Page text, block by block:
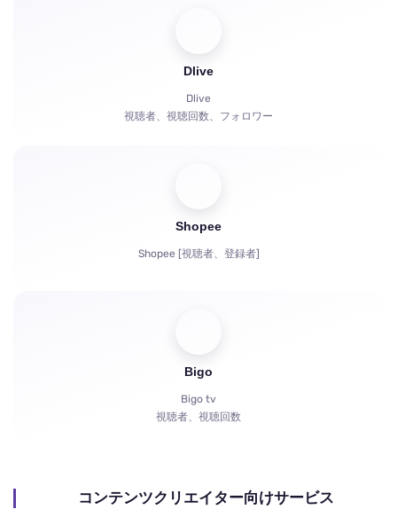
チャットボット
Dlive
Dlive
視聴者、視聴回数、フォロワー
Shopee
Shopee [視聴者、登録者]
Bigo
Bigo tv
視聴者、視聴回数
コンテンツクリエイター向けサービス